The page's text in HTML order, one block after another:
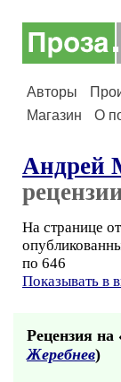
Авторы
Магазин
О
Андрей
На странице
по 646
Показывать в
Рецензия на
Жеребнев)